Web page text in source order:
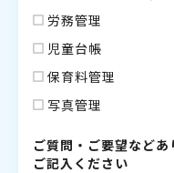
労務管理
児童台帳
保育料管理
写真管理
ご質問・ご要望などあ
ご記入ください